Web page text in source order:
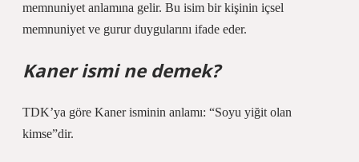
memnuniyet anlamına gelir. Bu isim bir kişinin içsel
memnuniyet ve gurur duygularını ifade eder.
Kaner ismi ne demek?
TDK’ya göre Kaner isminin anlamı: “Soyu yiğit olan
kimse”dir.